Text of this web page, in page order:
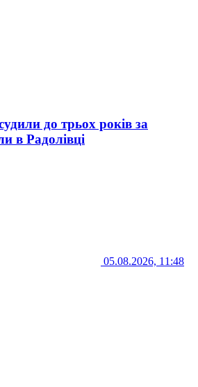
до трьох років за
в Радолівці
05.08.2026, 11:48